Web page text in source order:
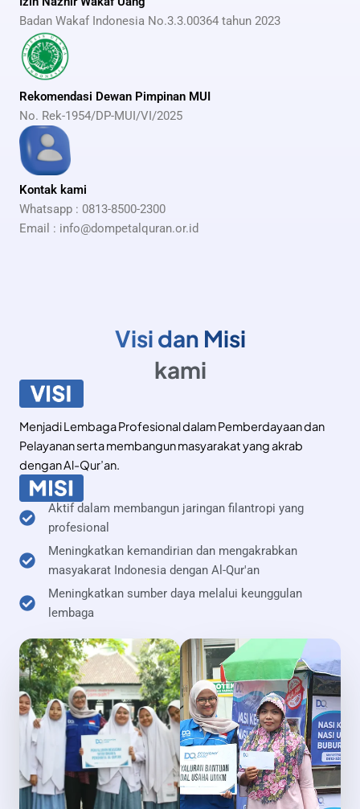
Badan Wakaf Indonesia No.3.3.00364 tahun 2023
Rekomendasi Dewan Pimpinan MUI
No. Rek-1954/DP-MUI/VI/2025
Kontak kami
Whatsapp : 0813-8500-2300
Email : info@dompetalquran.or.id
Visi dan Misi
kami
Menjadi Lembaga Profesional dalam Pemberdayaan dan
Pelayanan serta membangun masyarakat yang akrab
dengan Al-Qur’an.
Aktif dalam membangun jaringan filantropi yang
profesional
Meningkatkan kemandirian dan mengakrabkan
masyakarat Indonesia dengan Al-Qur'an
Meningkatkan sumber daya melalui keunggulan
lembaga